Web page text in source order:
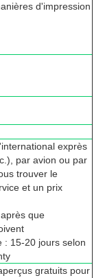
d'impression
exprès
par avion ou par
trouver le
et un prix
que
: 15-20 jours selon
gratuits pour